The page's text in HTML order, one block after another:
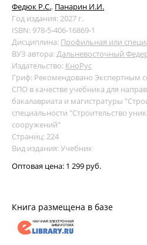
Федюк Р.С., Панарин И.И.
Год издания: 2027 г.
ISBN: 978-5-406-16869-1
Дисциплина: Профильная или
ВУЗ автора:Дальневосточный
Издательство: КноРус
Гриф: Рекомендовано Экспертным
СПО в качестве учебника для
бакалавриата и магистратуры
специальности "Строительство
сооружений"
Страниц: 224
Вид издания: Учебник
Оптовая цена: 1 299 руб.
Книга размещена в базе